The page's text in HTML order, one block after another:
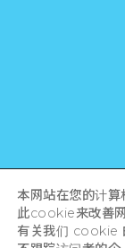
本网站在您的计
此cookie来改善网
有关我们 cookie